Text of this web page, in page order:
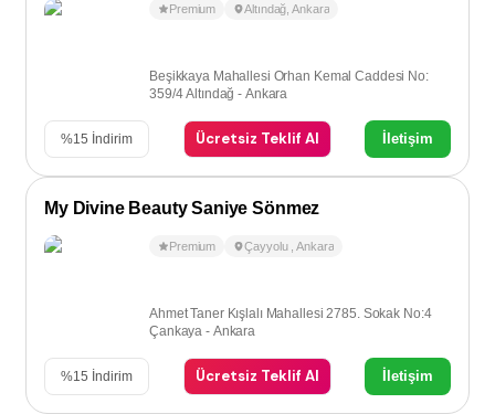
Premium Altındağ ,Ankara
Beşikkaya Mahallesi Orhan Kemal Caddesi No:
359/4 Altındağ - Ankara
%15 İndirim Ücretsiz Teklif Al İletişim
My Divine Beauty Saniye Sönmez
Premium Çayyolu ,Ankara
Ahmet Taner Kışlalı Mahallesi 2785. Sokak No:4
Çankaya - Ankara
%15 İndirim Ücretsiz Teklif Al İletişim